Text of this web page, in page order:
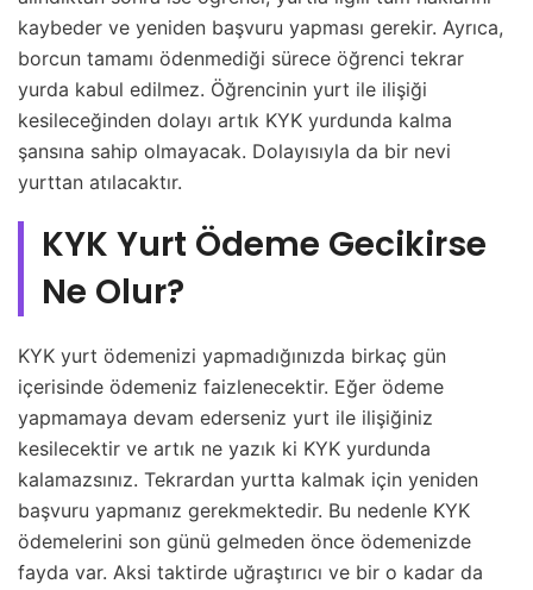
kaybeder ve yeniden başvuru yapması gerekir. Ayrıca,
borcun tamamı ödenmediği sürece öğrenci tekrar
yurda kabul edilmez. Öğrencinin yurt ile ilişiği
kesileceğinden dolayı artık KYK yurdunda kalma
şansına sahip olmayacak. Dolayısıyla da bir nevi
yurttan atılacaktır.
KYK Yurt Ödeme Gecikirse
Ne Olur?
KYK yurt ödemenizi yapmadığınızda birkaç gün
içerisinde ödemeniz faizlenecektir. Eğer ödeme
yapmamaya devam ederseniz yurt ile ilişiğiniz
kesilecektir ve artık ne yazık ki KYK yurdunda
kalamazsınız. Tekrardan yurtta kalmak için yeniden
başvuru yapmanız gerekmektedir. Bu nedenle KYK
ödemelerini son günü gelmeden önce ödemenizde
fayda var. Aksi taktirde uğraştırıcı ve bir o kadar da